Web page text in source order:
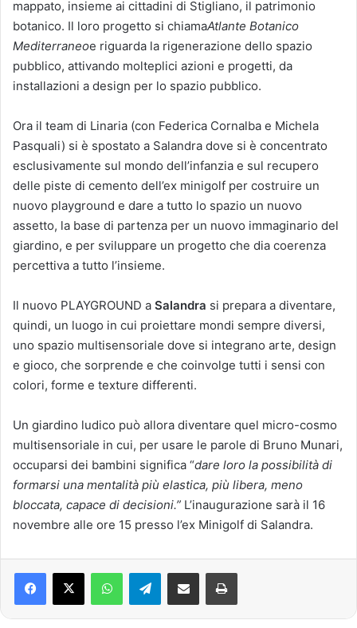
mappato, insieme ai cittadini di Stigliano, il patrimonio
botanico. Il loro progetto si chiamaAtlante Botanico
Mediterraneoe riguarda la rigenerazione dello spazio
pubblico, attivando molteplici azioni e progetti, da
installazioni a design per lo spazio pubblico.
Ora il team di Linaria (con Federica Cornalba e Michela
Pasquali) si è spostato a Salandra dove si è concentrato
esclusivamente sul mondo dell’infanzia e sul recupero
delle piste di cemento dell’ex minigolf per costruire un
nuovo playground e dare a tutto lo spazio un nuovo
assetto, la base di partenza per un nuovo immaginario del
giardino, e per sviluppare un progetto che dia coerenza
percettiva a tutto l’insieme.
Il nuovo PLAYGROUND a Salandra si prepara a diventare,
quindi, un luogo in cui proiettare mondi sempre diversi,
uno spazio multisensoriale dove si integrano arte, design
e gioco, che sorprende e che coinvolge tutti i sensi con
colori, forme e texture differenti.
Un giardino ludico può allora diventare quel micro-cosmo
multisensoriale in cui, per usare le parole di Bruno Munari,
occuparsi dei bambini significa “dare loro la possibilità di
formarsi una mentalità più elastica, più libera, meno
bloccata, capace di decisioni.” L’inaugurazione sarà il 16
novembre alle ore 15 presso l’ex Minigolf di Salandra.
Telegram